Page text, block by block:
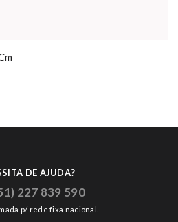
DE AJUDA?
227 839 590
p/ rede fixa nacional.